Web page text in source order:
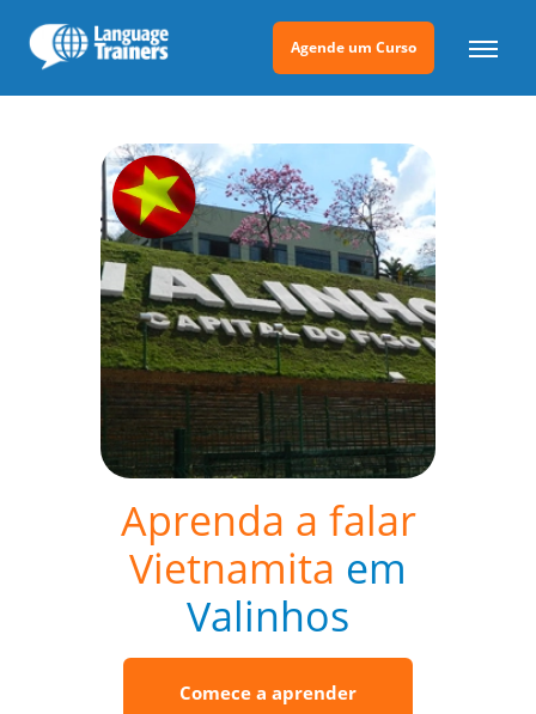
Agende um Curso
Aprenda a falar
Vietnamita em
Valinhos
Comece a aprender